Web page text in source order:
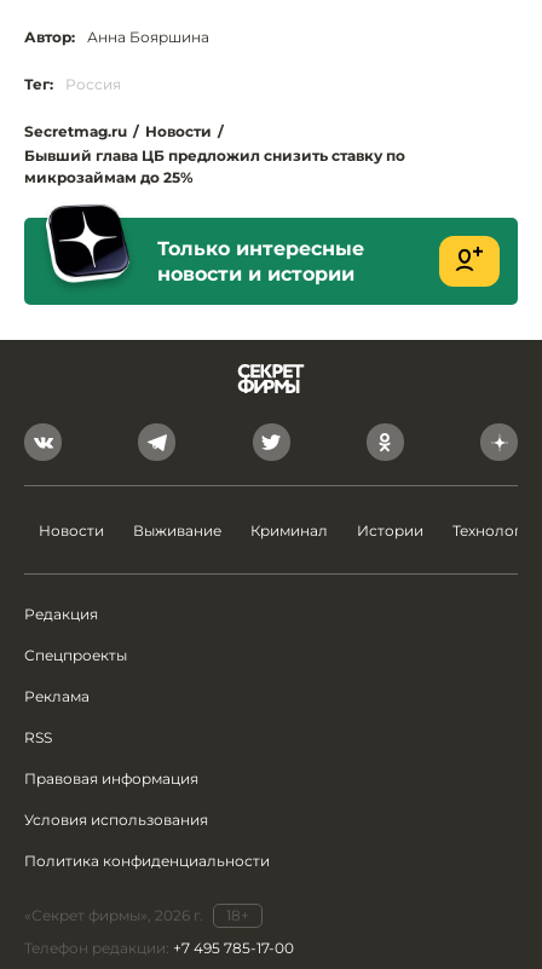
Автор: Анна Бояршина
Тег: Россия
Secretmag.ru / Новости /
Бывший глава ЦБ предложил снизить ставку по
микрозаймам до 25%
Только интересные
новости и истории
Новости Выживание Криминал Истории Технологии
Редакция
Спецпроекты
Реклама
RSS
Правовая информация
Условия использования
Политика конфиденциальности
«Секрет фирмы», 2026 г.
18+
Телефон редакции: +7 495 785-17-00